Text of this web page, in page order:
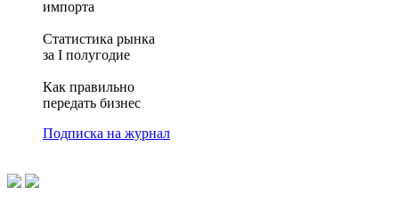
импорта
Статистика рынка
за I полугодие
Как правильно
передать бизнес
Подписка на журнал